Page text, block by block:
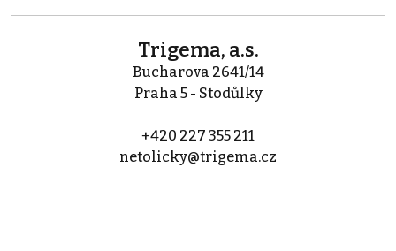
Trigema, a.s.
Bucharova 2641/14
Praha 5 - Stodůlky
+420 227 355 211
netolicky@trigema.cz